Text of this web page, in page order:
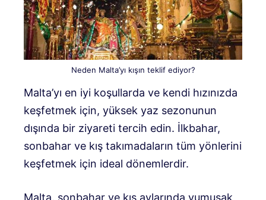
Neden Malta’yı kışın teklif ediyor?
Malta’yı en iyi koşullarda ve kendi hızınızda
keşfetmek için, yüksek yaz sezonunun
dışında bir ziyareti tercih edin. İlkbahar,
sonbahar ve kış takımadaların tüm yönlerini
keşfetmek için ideal dönemlerdir.